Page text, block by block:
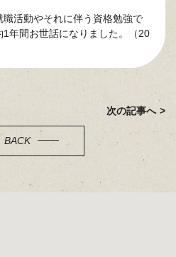
活動やそれに伴う資格勉強で
年間お世話になりました。（20
BACK
次の記事へ